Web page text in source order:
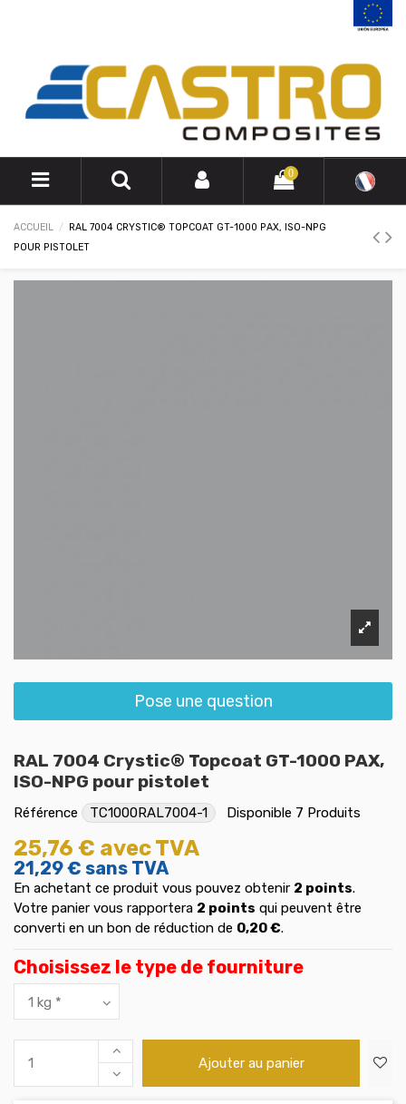
0
ACCUEIL
RAL 7004 CRYSTIC® TOPCOAT GT-1000 PAX, ISO-NPG
POUR PISTOLET
Pose une question
RAL 7004 Crystic® Topcoat GT-1000 PAX,
ISO-NPG pour pistolet
Référence TC1000RAL7004-1 Disponible 7 Produits
25,76 € avec TVA
21,29 € sans TVA
En achetant ce produit vous pouvez obtenir 2 points.
Votre panier vous rapportera 2 points qui peuvent être
converti en un bon de réduction de 0,20 €.
Choisissez le type de fourniture
Ajouter au panier